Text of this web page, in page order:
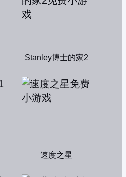
Stanley博士的家2
速度之星